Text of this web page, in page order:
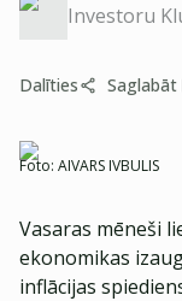
Investoru
Dalīties Saglabāt
Foto: AIVARS IVBULIS
Vasaras mēneši
ekonomikas
inflācijas